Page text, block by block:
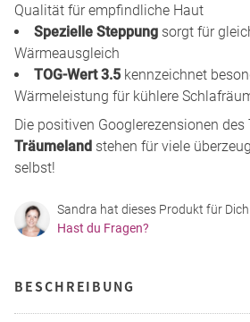
Qualität für empfindliche Haut
Spezielle Steppung sorgt für
Wärmeausgleich
TOG-Wert 3.5 kennzeichnet
Wärmeleistung für kühlere
Die positiven Googlerezensionen
Träumeland stehen für viele
selbst!
Sandra hat dieses Produkt für
Hast du Fragen?
BESCHREIBUNG